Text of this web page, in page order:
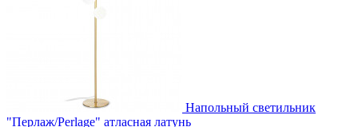
Напольный светильник
"Перлаж/Perlage" атласная латунь